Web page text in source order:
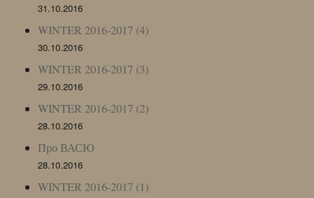
31.10.2016
WINTER 2016-2017 (4)
30.10.2016
WINTER 2016-2017 (3)
29.10.2016
WINTER 2016-2017 (2)
28.10.2016
Про ВАСЮ
28.10.2016
WINTER 2016-2017 (1)